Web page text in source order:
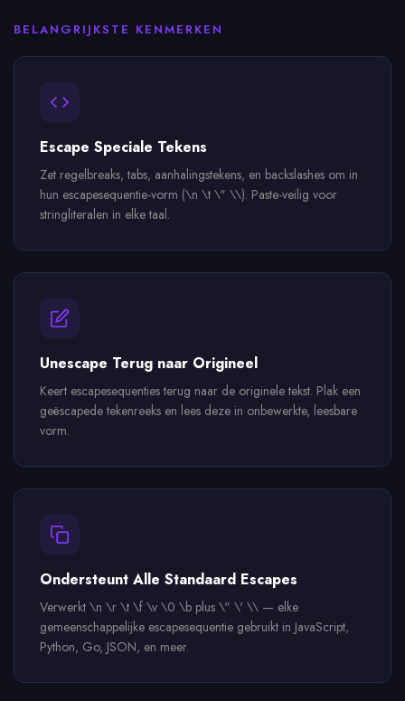
BELANGRIJKSTE KENMERKEN
Escape Speciale Tekens
Zet regelbreaks, tabs, aanhalingstekens, en backslashes om in
hun escapesequentie-vorm (\n \t \" \\). Paste-veilig voor
stringliteralen in elke taal.
Unescape Terug naar Origineel
Keert escapesequenties terug naar de originele tekst. Plak een
geëscapede tekenreeks en lees deze in onbewerkte, leesbare
vorm.
Ondersteunt Alle Standaard Escapes
Verwerkt \n \r \t \f \v \0 \b plus \" \' \\ — elke
gemeenschappelijke escapesequentie gebruikt in JavaScript,
Python, Go, JSON, en meer.